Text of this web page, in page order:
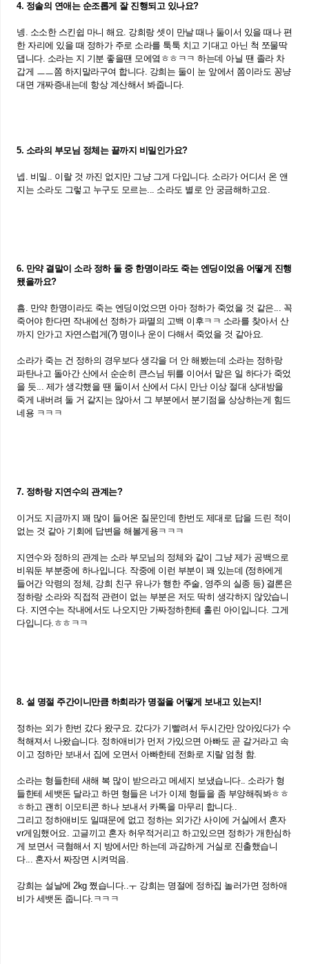
4. 정솔의 연애는 순조롭게 잘 진행되고 있나요?
넹. 소소한 스킨쉽 마니 해요. 강희랑 셋이 만날 때나 둘이서 있을 때나 편
한 자리에 있을 때 정하가 주로 소라를 툭툭 치고 기대고 아닌 척 쪼물딱
댑니다. 소라는 지 기분 좋을땐 모에옄ㅎㅎㅋㅋ 하는데 아닐 땐 졸라 차
갑게 ㅡㅡ쫌 하지말라구여 합니다. 강희는 둘이 눈 앞에서 쫌이라도 꽁냥
대면 개짜증내는데 항상 계산해서 봐줍니다.
5. 소라의 부모님 정체는 끝까지 비밀인가요?
넵. 비밀.. 이랄 것 까진 없지만 그냥 그게 다입니다. 소라가 어디서 온 앤
지는 소라도 그렇고 누구도 모르는... 소라도 별로 안 궁금해하고요.
6. 만약 결말이 소라 정하 둘 중 한명이라도 죽는 엔딩이었음 어떻게 진행
됐을까요?
흠. 만약 한명이라도 죽는 엔딩이었으면 아마 정하가 죽었을 것 같은... 꼭
죽어야 한다면 작내에선 정하가 파멸의 고백 이후ㅋㅋ 소라를 찾아서 산
까지 안가고 자연스럽게(?) 명이나 운이 다해서 죽었을 것 같아요.
소라가 죽는 건 정하의 경우보다 생각을 더 안 해봤는데 소라는 정하랑
파탄나고 돌아간 산에서 순순히 큰스님 뒤를 이어서 맡은 일 하다가 죽었
을 듯... 제가 생각했을 땐 둘이서 산에서 다시 만난 이상 절대 상대방을
죽게 내버려 둘 거 같지는 않아서 그 부분에서 분기점을 상상하는게 힘드
네용 ㅋㅋㅋ
7. 정하랑 지연수의 관계는?
이거도 지금까지 꽤 많이 들어온 질문인데 한번도 제대로 답을 드린 적이
없는 것 같아 기회에 답변을 해볼게용ㅋㅋㅋ
지연수와 정하의 관계는 소라 부모님의 정체와 같이 그냥 제가 공백으로
비워둔 부분중에 하나입니다. 작중에 이런 부분이 꽤 있는데 (정하에게
들어간 악령의 정체, 강희 친구 유나가 행한 주술, 영주의 실종 등) 결론은
정하랑 소라와 직접적 관련이 없는 부분은 저도 딱히 생각하지 않았습니
다. 지연수는 작내에서도 나오지만 가짜정하한테 홀린 아이입니다. 그게
다입니다.ㅎㅎㅋㅋ
8. 설 명절 주간이니만큼 하희라가 명절을 어떻게 보내고 있는지!
정하는 외가 한번 갔다 왔구요. 갔다가 기빨려서 두시간만 앉아있다가 수
척해져서 나왔습니다. 정하애비가 먼저 가있으면 아빠도 곧 갈거라고 속
이고 정하만 보내서 집에 오면서 아빠한테 전화로 지랄 엄청 함.
소라는 형들한테 새해 복 많이 받으라고 메세지 보냈습니다.. 소라가 형
들한테 세뱃돈 달라고 하면 형들은 너가 이제 형들을 좀 부양해줘봐ㅎㅎ
ㅎ하고 괜히 이모티콘 하나 보내서 카톡을 마무리 합니다..
그리고 정하애비도 일때문에 없고 정하는 외가간 사이에 거실에서 혼자
vr게임했어요. 고글끼고 혼자 허우적거리고 하고있으면 정하가 개한심하
게 보면서 극혐해서 지 방에서만 하는데 과감하게 거실로 진출했습니
다... 혼자서 짜장면 시켜먹음.
강희는 설날에 2kg 쪘습니다..ㅜ 강희는 명절에 정하집 놀러가면 정하애
비가 세뱃돈 줍니다.ㅋㅋㅋ